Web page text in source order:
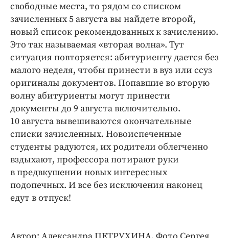
свободные места, то рядом со списком
зачисленных 5 августа вы найдете второй,
новый список рекомендованных к зачислению.
Это так называемая «вторая волна». Тут
ситуация повторяется: абитуриенту дается без
малого неделя, чтобы принести в вуз или ссуз
оригиналы документов. Попавшие во вторую
волну абитуриенты могут принести
документы до 9 августа включительно.
10 августа вывешиваются окончательные
списки зачисленных. Новоиспеченные
студенты радуются, их родители облегченно
вздыхают, профессора потирают руки
в предвкушении новых интересных
подопечных. И все без исключения наконец
едут в отпуск!